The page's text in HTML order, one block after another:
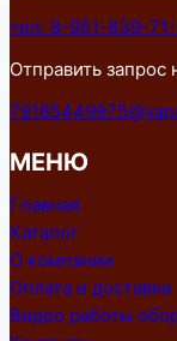
тел: 8-951-839-
Отправить запрос
МЕНЮ
Главная
Каталог
О компании
Оплата и доставка
Видео работы